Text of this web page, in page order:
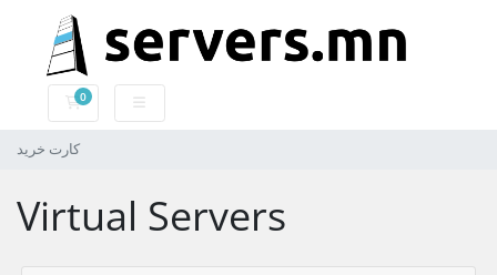
0
کارت خرید
کارت خرید
Virtual Servers